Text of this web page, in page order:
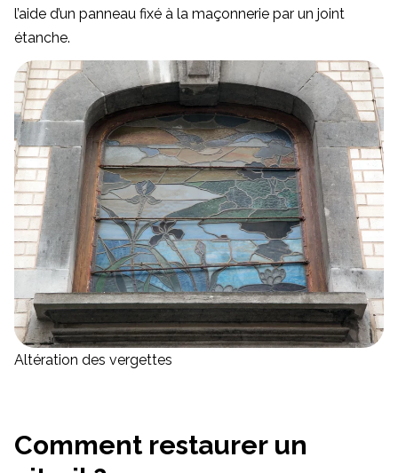
l’aide d’un panneau fixé à la maçonnerie par un joint
étanche.
Altération des vergettes
Comment restaurer un